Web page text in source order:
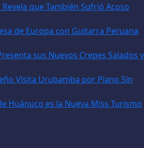
que También Sufrió Acoso
de Europa con Guitarra Peruana
sus Nuevos Crepes Salados y
Visita Urubamba por Piano Sin
Huánuco es la Nueva Miss Turismo